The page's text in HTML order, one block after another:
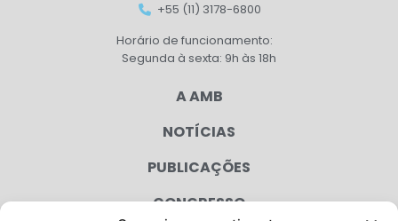
+55 (11) 3178-6800
Horário de funcionamento:
Segunda à sexta: 9h às 18h
A AMB
NOTÍCIAS
PUBLICAÇÕES
CONGRESSO